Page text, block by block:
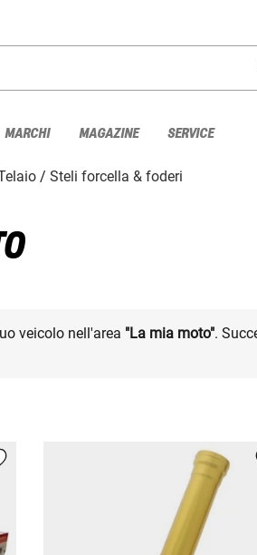
MARCHI MAGAZINE SERVICE
Steli forcella & foderi
veicolo nell'area "La mia moto".